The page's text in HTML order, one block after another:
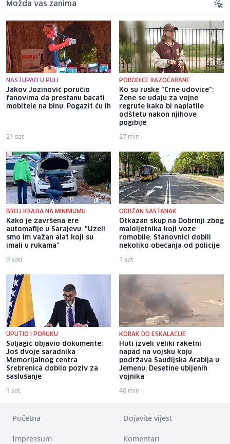
Možda vas zanima
NASTUPAO U PULI
Jakov Jozinović poručio
fanovima da prestanu bacati
mobitele na binu: Pogazit ću ih
21 sat
PORODICE RAZOČARANE
Ko su ruske "Crne udovice":
Žene se udaju za vojne
regrute kako bi naplatile
odštetu nakon njihove
pogibije
27 min
BROJ KRAĐA NA MINIMUMU
Kako je završena ere
automafije u Sarajevu: "Uzeli
smo im važan alat koji su
imali u rukama"
9 sati
ODRŽAN SASTANAK
Otkazan skup na Dobrinji zbog
maloljetnika koji voze
romobile: Stanovnici dobili
nekoliko obećanja od policije
1 sat
UPUTIO I PORUKU
Suljagić objavio dokumente:
Još dvoje saradnika
Memorijalnog centra
Srebrenica dobilo poziv za
saslušanje
1 sat
KORAK DO ESKALACIJE
Huti izveli veliki raketni
napad na vojsku koju
podržava Saudijska Arabija u
Jemenu: Desetine ubijenih
vojnika
46 min
Početna Dojavite vijest
Impressum Komentari